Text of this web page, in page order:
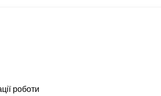
роботи